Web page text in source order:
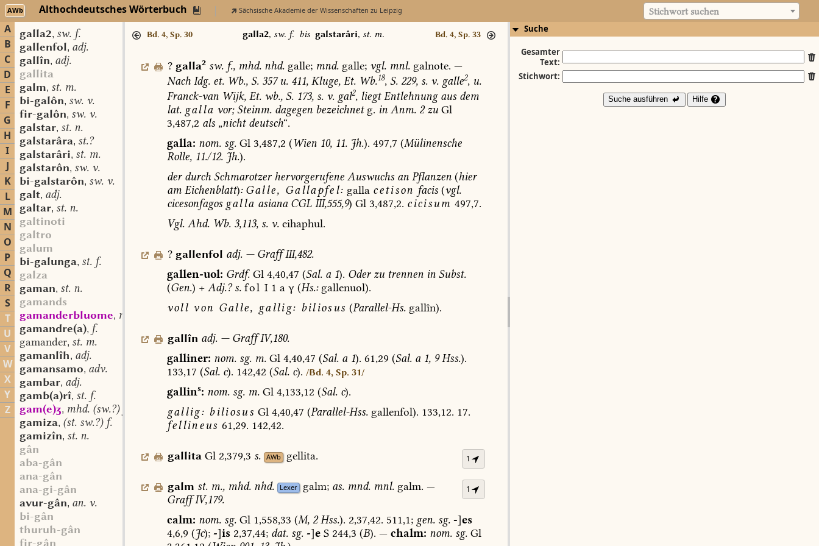
AWb Althochdeutsches Wörterbuch Sächsische Akademie der Wissenschaften zu Leipzig Stichwort suchen
A
B
C
D
E
F
G
H
I
J
K
L
M
N
O
P
Q
R
S
T
U
V
W
X
Y
Z
galla2, sw. f.
gallenfol, adj.
gallîn, adj.
gallita
galm, st. m.
bi-galôn, sw. v.
fir-galôn, sw. v.
galstar, st. n.
galstarâra, st.?
galstarâri, st. m.
galstarôn, sw. v.
bi-galstarôn, sw. v.
galt, adj.
galtar, st. n.
galtinoti
galtro
galum
bi-galunga, st. f.
galza
gaman, st. n.
gamands
gamanderbluome, mhd. sw. m.
gamandre(a), f.
gamander, st. m.
gamanlîh, adj.
gamansamo, adv.
gambar, adj.
gamb(a)rî, st. f.
gam(e)ʒ, mhd. (sw.?) f.
gamiza, (st. sw.?) f.
gamizîn, st. n.
gân
aba-gân
ana-gân
ana-gi-gân
avur-gân, an. v.
bi-gân
thuruh-gân
fir-gân
Bd. 4, Sp. 30 galla2, sw. f. bis galstarâri, st. m. Bd. 4, Sp. 33
? galla2 sw. f., mhd. nhd. galle; mnd. galle; vgl. mnl. galnote. —
NachIdg.et.Wb.,S.357u.411,Kluge, Et.Wb. 18, S.229,s.v.galle2, u.
Franck-vanWijk,Et. wb.,S.173,s.v.gal2, liegtEntlehnungausdem
lat. galla vor;Steinm. dagegen bezeichnetg. in Anm. 2 zu Gl
3,487,2 als„nichtdeutsch“.
galla: nom.sg.Gl3,487,2 (Wien10,11.Jh.). 497,7 (Mülinensche
Rolle,11./12.Jh.).
derdurchSchmarotzerhervorgerufeneAuswuchsan Pflanzen(hier
amEichenblatt): Galle, Gallapfel: galla cetison facis(vgl.
cicesonfagos galla asiana CGL III,555,9) Gl 3,487,2. cicisum 497,7.
Vgl.Ahd.Wb.3,113,s.v.eihaphul.
? gallenfol adj. —GraffIII,482.
gallen-uol: Grdf.Gl4,40,47 (Sal.a1). Oderzu trenneninSubst.
(Gen.) + Adj.?s. fol I1 aγ(Hs.: gallenuol).
voll von Galle, gallig: biliosus (Parallel-Hs. gallîn).
gallîn adj. —GraffIV,180.
galliner: nom.sg.m.Gl4,40,47 (Sal.a1). 61,29 (Sal.a1,9Hss.).
133,17 (Sal.c). 142,42 (Sal.c). /Bd. 4, Sp. 31/
gallins: nom.sg.m.Gl4,133,12 (Sal.c).
gallig: biliosus Gl 4,40,47 (Parallel-Hss. gallenfol). 133,12. 17.
fellineus 61,29. 142,42.
1
gallita Gl 2,379,3 s. AWb gellita.
1
galm st. m., mhd. nhd. Lexer galm; as.mnd.mnl.galm. —
GraffIV,179.
calm: nom.sg.Gl1,558,33 (M,2Hss.). 2,37,42. 511,1; gen.sg. -]es
4,6,9 (Jc); -]is2,37,44; dat.sg. -]e S244,3 (B). — chalm: nom.sg.Gl
Suche
Gesamter
Text:
Stichwort:
Suche ausführen Hilfe